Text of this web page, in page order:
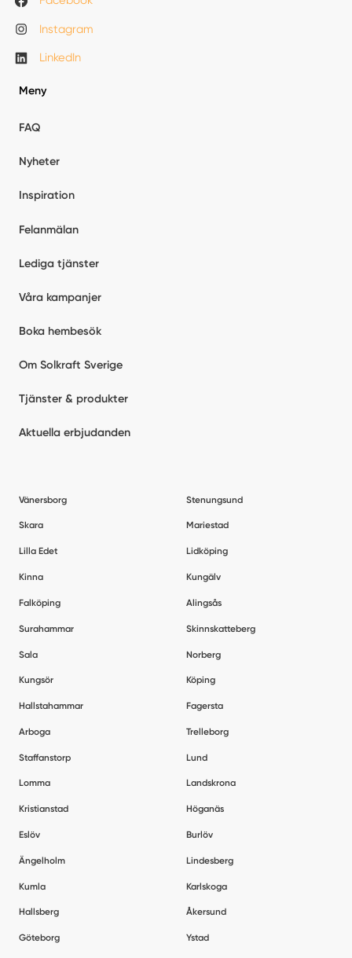
Instagram
LinkedIn
Meny
FAQ
Nyheter
Inspiration
Felanmälan
Lediga tjänster
Våra kampanjer
Boka hembesök
Om Solkraft Sverige
Tjänster & produkter
Aktuella erbjudanden
Vänersborg Stenungsund
Skara Mariestad
Lilla Edet Lidköping
Kinna Kungälv
Falköping Alingsås
Surahammar Skinnskatteberg
Sala Norberg
Kungsör Köping
Hallstahammar Fagersta
Arboga Trelleborg
Staffanstorp Lund
Lomma Landskrona
Kristianstad Höganäs
Eslöv Burlöv
Ängelholm Lindesberg
Kumla Karlskoga
Hallsberg Åkersund
Göteborg Ystad